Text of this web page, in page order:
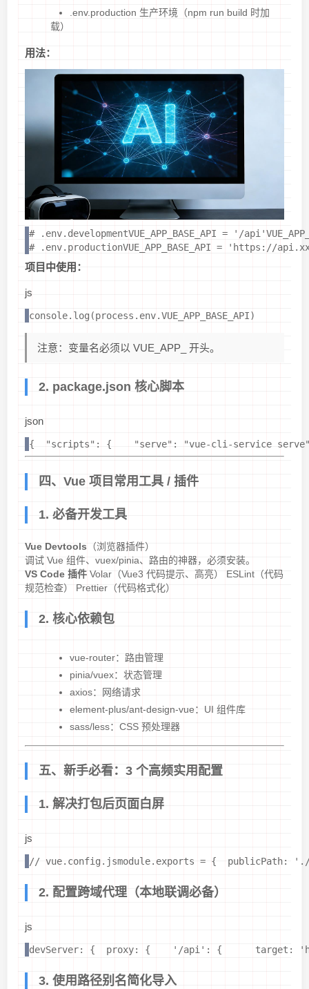
.env.production 生产环境（npm run build 时加
载）
用法：
# .env.developmentVUE_APP_BASE_API = '/
# .env.productionVUE_APP_BASE_API = 'https://
项目中使用：
js
console.log(process.env.VUE_APP_BASE_API)
注意：变量名必须以 VUE_APP_ 开头。
2. package.json 核心脚本
json
{  "scripts": {    "serve": "vue-cli-service
四、Vue 项目常用工具 / 插件
1. 必备开发工具
Vue Devtools （浏览器插件）
调试 Vue 组件、vuex/pinia、路由的神器，必须安装。
VS Code 插件 Volar（Vue3 代码提示、高亮） ESLint（代码
规范检查） Prettier（代码格式化）
2. 核心依赖包
vue-router：路由管理
pinia/vuex：状态管理
axios：网络请求
element-plus/ant-design-vue：UI 组件库
sass/less：CSS 预处理器
五、新手必看：3 个高频实用配置
1. 解决打包后页面白屏
js
// vue.config.jsmodule.exports = {  publicPath:
2. 配置跨域代理（本地联调必备）
js
devServer: {  proxy: {    '/api': {      target:
3. 使用路径别名简化导入